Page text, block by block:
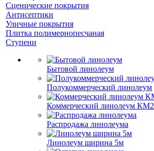
Сценические покрытия
Антисептики
Уличные покрытия
Плитка полимернопесчаная
Ступени
Бытовой линолеум
Полукоммерческий линолеум
Коммерческий линолеум КМ2
Распродажа линолеума
Линолеум ширина 5м